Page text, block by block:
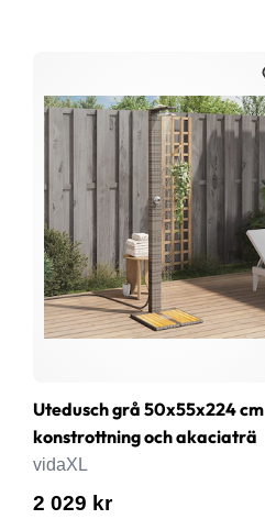
Utedusch grå 50x55x224 cm
konstrottning och akaciaträ
vidaXL
2 029 kr